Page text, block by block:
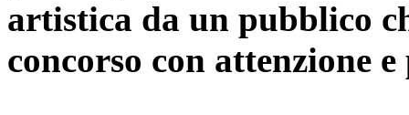
artistica da un pubblico
concorso con attenzione